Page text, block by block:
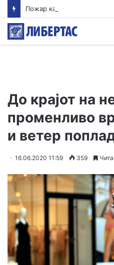
До крајот на
променливо
и ветер
16.06.2020 11:59 359